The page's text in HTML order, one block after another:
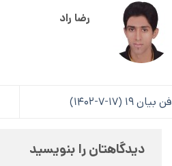
رضا راد
فن بیان ۱۹ (۱۷-۷-۱۴۰۲)
دیدگاهتان را بنویسید